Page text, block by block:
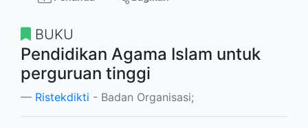
BUKU
Pendidikan Agama Islam untuk
perguruan tinggi
Ristekdikti - Badan Organisasi;